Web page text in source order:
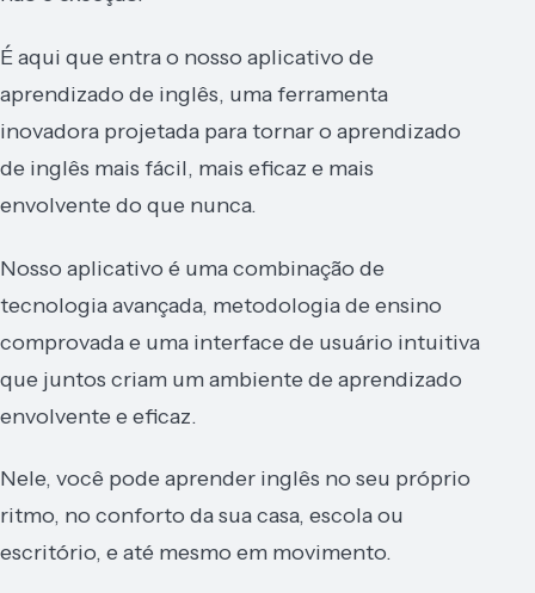
É aqui que entra o nosso aplicativo de
aprendizado de inglês, uma ferramenta
inovadora projetada para tornar o aprendizado
de inglês mais fácil, mais eficaz e mais
envolvente do que nunca.
Nosso aplicativo é uma combinação de
tecnologia avançada, metodologia de ensino
comprovada e uma interface de usuário intuitiva
que juntos criam um ambiente de aprendizado
envolvente e eficaz.
Nele, você pode aprender inglês no seu próprio
ritmo, no conforto da sua casa, escola ou
escritório, e até mesmo em movimento.